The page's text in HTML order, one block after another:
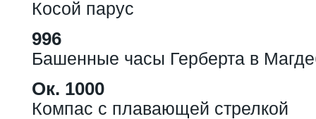
Косой парус
996
Башенные часы Герберта в
Ок. 1000
Компас с плавающей стрелкой